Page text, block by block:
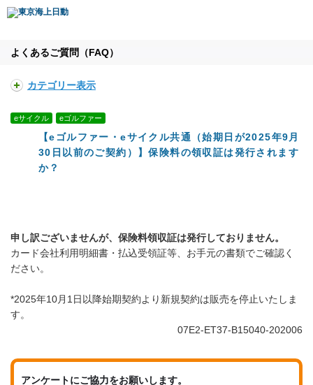
よくあるご質問（FAQ）
カテゴリー表示
eサイクル eゴルファー
【eゴルファー・eサイクル共通（始期日が2025年9月
30日以前のご契約）】保険料の領収証は発行されます
か？
申し訳ございませんが、保険料領収証は発行しておりません。
カード会社利用明細書・払込受領証等、お手元の書類でご確認く
ださい。
*2025年10月1日以降始期契約より新規契約は販売を停止いたしま
す。
07E2-ET37-B15040-202006
アンケートにご協力をお願いします。